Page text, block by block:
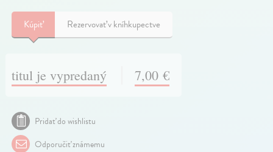
Kúpiť Rezervovať v kníhkupectve
titul je vypredaný 7,00 €
Pridať do wishlistu
Odporučiť známemu